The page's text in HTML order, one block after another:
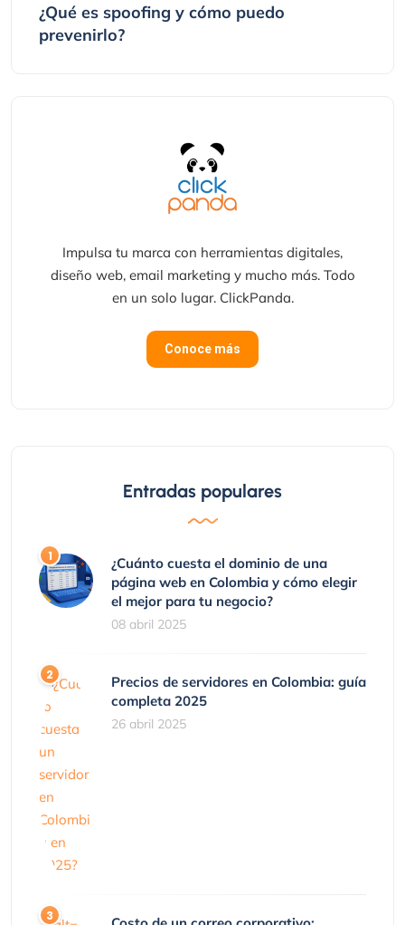
¿Qué es spoofing y cómo puedo
prevenirlo?
Impulsa tu marca con herramientas digitales,
diseño web, email marketing y mucho más. Todo
en un solo lugar. ClickPanda.
Conoce más
Entradas populares
¿Cuánto cuesta el dominio de una
página web en Colombia y cómo elegir
el mejor para tu negocio?
08 abril 2025
Precios de servidores en Colombia: guía
completa 2025
26 abril 2025